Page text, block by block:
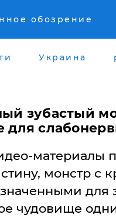
обозрение
Украина
зубастый
для
материалы
монстр с
для
чудовище